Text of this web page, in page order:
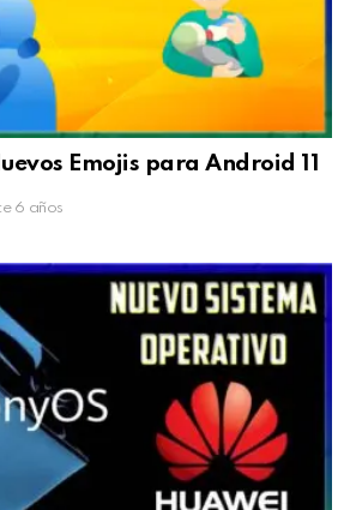
Emojis para Android 11
6 años